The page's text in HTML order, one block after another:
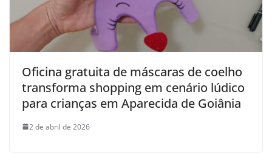
Oficina gratuita de máscaras de coelho
transforma shopping em cenário lúdico
para crianças em Aparecida de Goiânia
2 de abril de 2026